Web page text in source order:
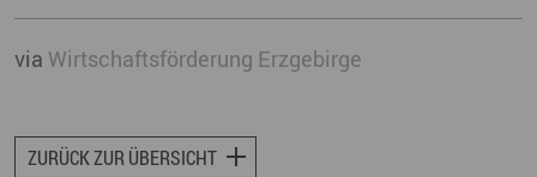
via Wirtschaftsförderung Erzgebirge
ZURÜCK ZUR ÜBERSICHT